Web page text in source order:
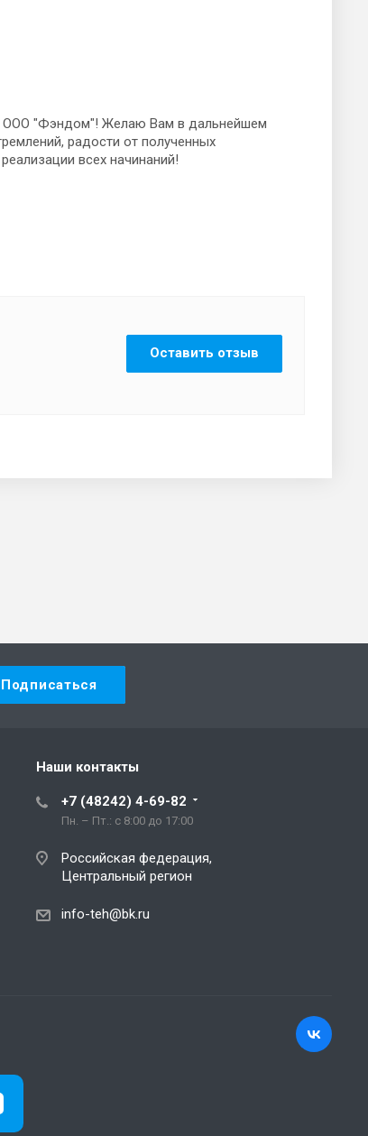
ООО "Фэндом"! Желаю Вам в дальнейшем
радости от полученных
всех начинаний!
Оставить отзыв
Наши контакты
+7 (48242) 4-69-82
Пн. – Пт.: с 8:00 до 17:00
Российская федерация,
Центральный регион
info-teh@bk.ru